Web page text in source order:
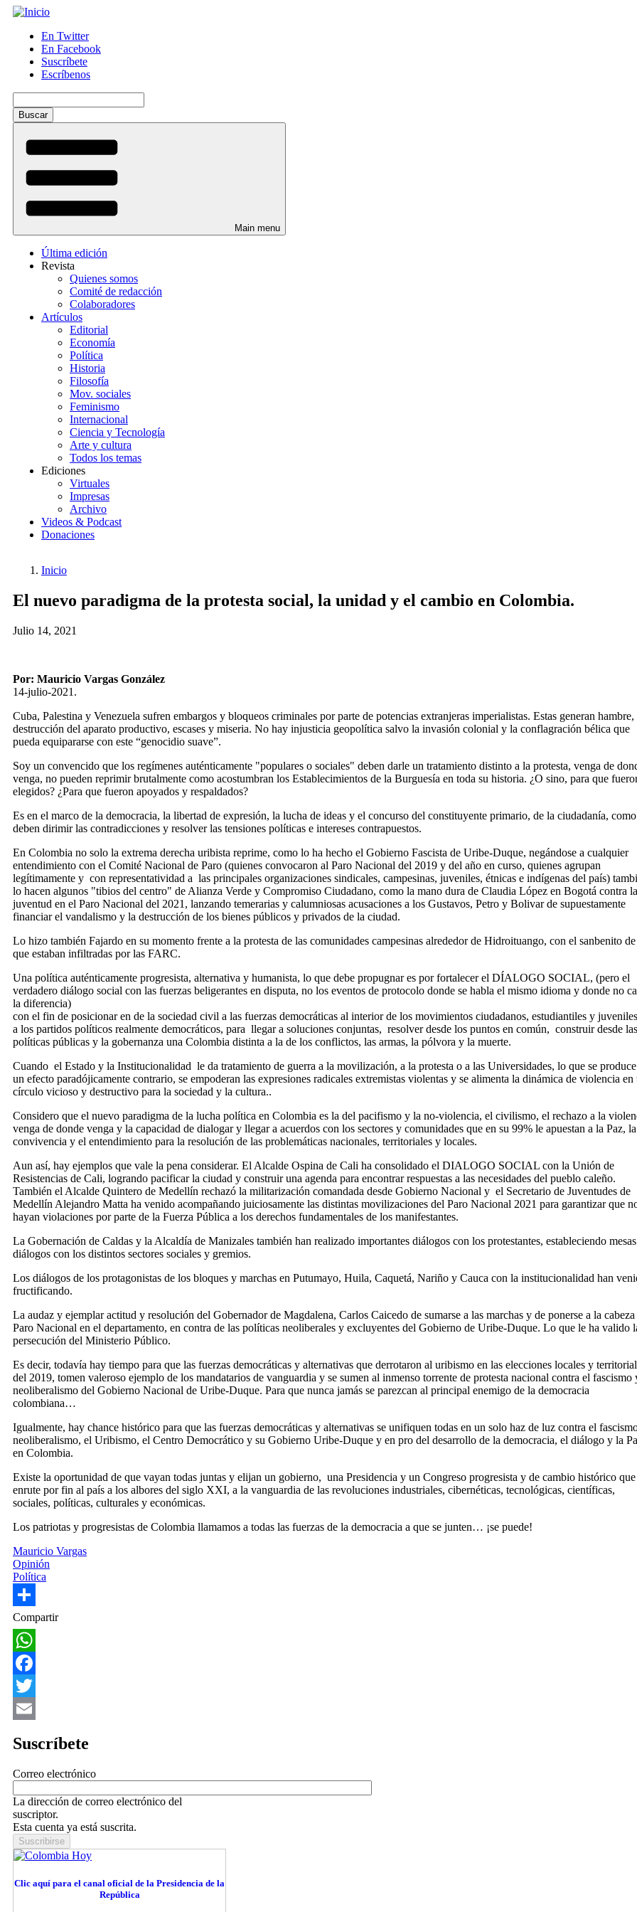
Pasar
contenido
principal
Menú
auxiliar
En Twitter
En Facebook
Suscríbete
Escríbenos
Main menu
Última edición
Revista
Quienes somos
Comité de redacción
Colaboradores
Artículos
Editorial
Economía
Política
Historia
Filosofía
Mov. sociales
Feminismo
Internacional
Ciencia y Tecnología
Arte y cultura
Todos los temas
Ediciones
Virtuales
Impresas
Archivo
Videos & Podcast
Donaciones
de
ayuda
navegación
are
Inicio
El nuevo paradigma de la protesta social, la unidad y el cambio en Colombia.
Julio 14, 2021
Por: Mauricio Vargas González
14-julio-2021.
Cuba, Palestina y Venezuela sufren embargos y bloqueos criminales por parte de potencias extranjeras imperialistas. Estas generan hambre,
destrucción del aparato productivo, escases y miseria. No hay injusticia geopolítica salvo la invasión colonial y la conflagración bélica que
pueda equipararse con este “genocidio suave”.
Soy un convencido que los regímenes auténticamente "populares o sociales" deben darle un tratamiento distinto a la protesta, venga de
venga, no pueden reprimir brutalmente como acostumbran los Establecimientos de la Burguesía en toda su historia. ¿O sino, para que
elegidos? ¿Para que fueron apoyados y respaldados?
Es en el marco de la democracia, la libertad de expresión, la lucha de ideas y el concurso del constituyente primario, de la ciudadanía,
deben dirimir las contradicciones y resolver las tensiones políticas e intereses contrapuestos.
En Colombia no solo la extrema derecha uribista reprime, como lo ha hecho el Gobierno Fascista de Uribe-Duque, negándose a cualquier
entendimiento con el Comité Nacional de Paro (quienes convocaron al Paro Nacional del 2019 y del año en curso, quienes agrupan
legítimamente y con representatividad a las principales organizaciones sindicales, campesinas, juveniles, étnicas e indígenas del país)
lo hacen algunos "tibios del centro" de Alianza Verde y Compromiso Ciudadano, como la mano dura de Claudia López en Bogotá contra la
juventud en el Paro Nacional del 2021, lanzando temerarias y calumniosas acusaciones a los Gustavos, Petro y Bolivar de supuestamente
financiar el vandalismo y la destrucción de los bienes públicos y privados de la ciudad.
Lo hizo también Fajardo en su momento frente a la protesta de las comunidades campesinas alrededor de Hidroituango, con el sanbenito de
que estaban infiltradas por las FARC.
Una política auténticamente progresista, alternativa y humanista, lo que debe propugnar es por fortalecer el DÍALOGO SOCIAL, (pero el
verdadero diálogo social con las fuerzas beligerantes en disputa, no los eventos de protocolo donde se habla el mismo idioma y donde no
la diferencia)
con el fin de posicionar en de la sociedad civil a las fuerzas democráticas al interior de los movimientos ciudadanos, estudiantiles y
a los partidos políticos realmente democráticos, para llegar a soluciones conjuntas, resolver desde los puntos en común, construir desde las
políticas públicas y la gobernanza una Colombia distinta a la de los conflictos, las armas, la pólvora y la muerte.
Cuando el Estado y la Institucionalidad le da tratamiento de guerra a la movilización, a la protesta o a las Universidades, lo que se produce
un efecto paradójicamente contrario, se empoderan las expresiones radicales extremistas violentas y se alimenta la dinámica de violencia en
círculo vicioso y destructivo para la sociedad y la cultura..
Considero que el nuevo paradigma de la lucha política en Colombia es la del pacifismo y la no-violencia, el civilismo, el rechazo a la
venga de donde venga y la capacidad de dialogar y llegar a acuerdos con los sectores y comunidades que en su 99% le apuestan a la Paz, la
convivencia y el entendimiento para la resolución de las problemáticas nacionales, territoriales y locales.
Aun así, hay ejemplos que vale la pena considerar. El Alcalde Ospina de Cali ha consolidado el DIALOGO SOCIAL con la Unión de
Resistencias de Cali, logrando pacificar la ciudad y construir una agenda para encontrar respuestas a las necesidades del pueblo caleño.
También el Alcalde Quintero de Medellín rechazó la militarización comandada desde Gobierno Nacional y el Secretario de Juventudes de
Medellín Alejandro Matta ha venido acompañando juiciosamente las distintas movilizaciones del Paro Nacional 2021 para garantizar que
hayan violaciones por parte de la Fuerza Pública a los derechos fundamentales de los manifestantes.
La Gobernación de Caldas y la Alcaldía de Manizales también han realizado importantes diálogos con los protestantes, estableciendo
diálogos con los distintos sectores sociales y gremios.
Los diálogos de los protagonistas de los bloques y marchas en Putumayo, Huila, Caquetá, Nariño y Cauca con la institucionalidad han
fructificando.
La audaz y ejemplar actitud y resolución del Gobernador de Magdalena, Carlos Caicedo de sumarse a las marchas y de ponerse a la cabeza
Paro Nacional en el departamento, en contra de las políticas neoliberales y excluyentes del Gobierno de Uribe-Duque. Lo que le ha valido
persecución del Ministerio Público.
Es decir, todavía hay tiempo para que las fuerzas democráticas y alternativas que derrotaron al uribismo en las elecciones locales y
del 2019, tomen valeroso ejemplo de los mandatarios de vanguardia y se sumen al inmenso torrente de protesta nacional contra el fascismo
neoliberalismo del Gobierno Nacional de Uribe-Duque. Para que nunca jamás se parezcan al principal enemigo de la democracia
colombiana…
Igualmente, hay chance histórico para que las fuerzas democráticas y alternativas se unifiquen todas en un solo haz de luz contra el
neoliberalismo, el Uribismo, el Centro Democrático y su Gobierno Uribe-Duque y en pro del desarrollo de la democracia, el diálogo y la
en Colombia.
Existe la oportunidad de que vayan todas juntas y elijan un gobierno, una Presidencia y un Congreso progresista y de cambio histórico que
enrute por fin al país a los albores del siglo XXI, a la vanguardia de las revoluciones industriales, cibernéticas, tecnológicas, científicas,
sociales, políticas, culturales y económicas.
Los patriotas y progresistas de Colombia llamamos a todas las fuerzas de la democracia a que se junten… ¡se puede!
Mauricio Vargas
Opinión
Política
Share
Compartir
WhatsApp
Facebook
Twitter
Suscríbete
Correo electrónico
La dirección de correo electrónico del
suscriptor.
Esta cuenta ya está suscrita.
Clic aquí para el canal oficial de la Presidencia de la
República